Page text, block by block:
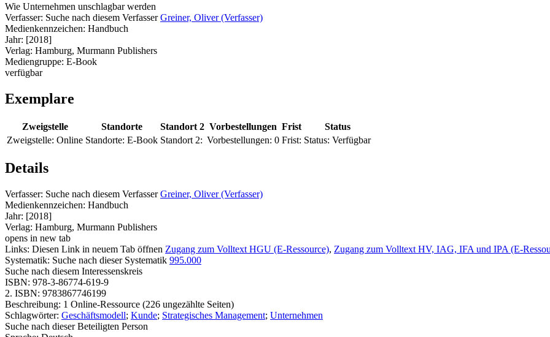
Wie Unternehmen unschlagbar werden
Verfasser: Suche nach diesem Verfasser Greiner, Oliver (Verfasser)
Medienkennzeichen: Handbuch
Jahr: [2018]
Verlag: Hamburg, Murmann Publishers
Mediengruppe: E-Book
verfügbar
Exemplare
Zweigstelle Standorte Standort 2 Vorbestellungen Frist
Status
Zweigstelle: Online Standorte: E-Book Standort 2: Vorbestellungen: 0 Frist: Status: Verfügbar
Details
Verfasser: Suche nach diesem Verfasser Greiner, Oliver (Verfasser)
Medienkennzeichen: Handbuch
Jahr: [2018]
Verlag: Hamburg, Murmann Publishers
opens in new tab
Links: Diesen Link in neuem Tab öffnen Zugang zum Volltext HGU (E-Ressource), Zugang zum Volltext HV, IAG, IFA und IPA (E-
Systematik: Suche nach dieser Systematik 995.000
Suche nach diesem Interessenskreis
ISBN: 978-3-86774-619-9
2. ISBN: 9783867746199
Beschreibung: 1 Online-Ressource (226 ungezählte Seiten)
Schlagwörter: Geschäftsmodell; Kunde; Strategisches Management; Unternehmen
Suche nach dieser Beteiligten Person